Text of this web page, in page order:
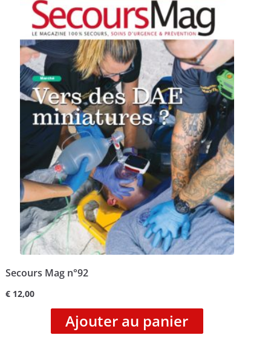
Secours Mag n°92
€12,00
Ajouter au panier